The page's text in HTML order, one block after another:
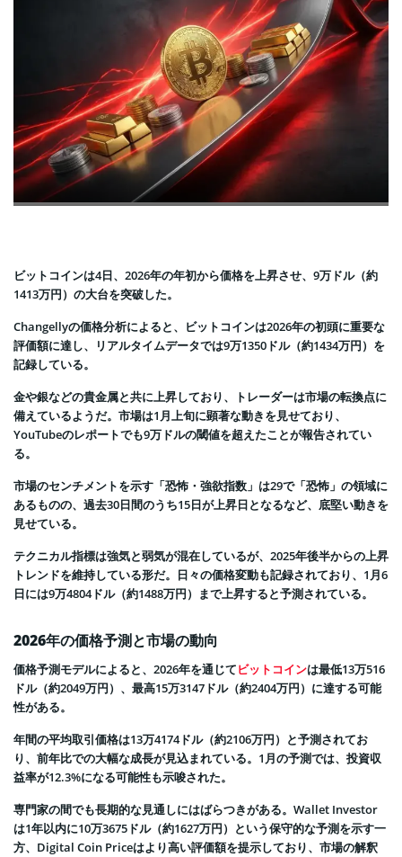
ビットコインは4日、2026年の年初から価格を上昇させ、9万ドル（約
1413万円）の大台を突破した。
Changellyの価格分析によると、ビットコインは2026年の初頭に重要な
評価額に達し、リアルタイムデータでは9万1350ドル（約1434万円）を
記録している。
金や銀などの貴金属と共に上昇しており、トレーダーは市場の転換点に
備えているようだ。市場は1月上旬に顕著な動きを見せており、
YouTubeのレポートでも9万ドルの閾値を超えたことが報告されてい
る。
市場のセンチメントを示す「恐怖・強欲指数」は29で「恐怖」の領域に
あるものの、過去30日間のうち15日が上昇日となるなど、底堅い動きを
見せている。
テクニカル指標は強気と弱気が混在しているが、2025年後半からの上昇
トレンドを維持している形だ。日々の価格変動も記録されており、1月6
日には9万4804ドル（約1488万円）まで上昇すると予測されている。
2026年の価格予測と市場の動向
価格予測モデルによると、2026年を通じてビットコインは最低13万516
ドル（約2049万円）、最高15万3147ドル（約2404万円）に達する可能
性がある。
年間の平均取引価格は13万4174ドル（約2106万円）と予測されてお
り、前年比での大幅な成長が見込まれている。1月の予測では、投資収
益率が12.3%になる可能性も示唆された。
専門家の間でも長期的な見通しにはばらつきがある。Wallet Investor
は1年以内に10万3675ドル（約1627万円）という保守的な予測を示す一
方、Digital Coin Priceはより高い評価額を提示しており、市場の解釈